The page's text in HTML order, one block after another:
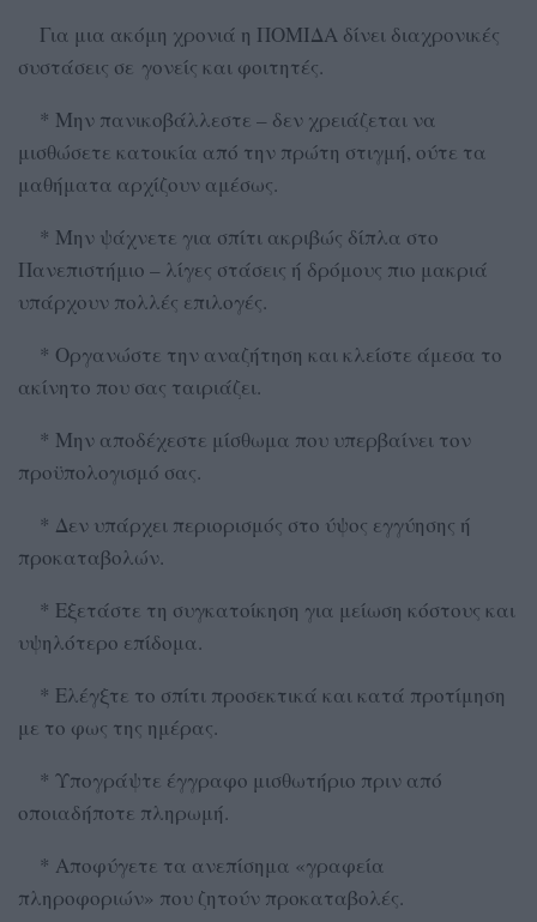
Για μια ακόμη χρονιά η ΠΟΜΙΔΑ δίνει διαχρονικές
συστάσεις σε γονείς και φοιτητές.
* Μην πανικοβάλλεστε – δεν χρειάζεται να
μισθώσετε κατοικία από την πρώτη στιγμή, ούτε τα
μαθήματα αρχίζουν αμέσως.
* Μην ψάχνετε για σπίτι ακριβώς δίπλα στο
Πανεπιστήμιο – λίγες στάσεις ή δρόμους πιο μακριά
υπάρχουν πολλές επιλογές.
* Οργανώστε την αναζήτηση και κλείστε άμεσα το
ακίνητο που σας ταιριάζει.
* Μην αποδέχεστε μίσθωμα που υπερβαίνει τον
προϋπολογισμό σας.
* Δεν υπάρχει περιορισμός στο ύψος εγγύησης ή
προκαταβολών.
* Εξετάστε τη συγκατοίκηση για μείωση κόστους και
υψηλότερο επίδομα.
* Ελέγξτε το σπίτι προσεκτικά και κατά προτίμηση
με το φως της ημέρας.
* Υπογράψτε έγγραφο μισθωτήριο πριν από
οποιαδήποτε πληρωμή.
* Αποφύγετε τα ανεπίσημα «γραφεία
πληροφοριών» που ζητούν προκαταβολές.